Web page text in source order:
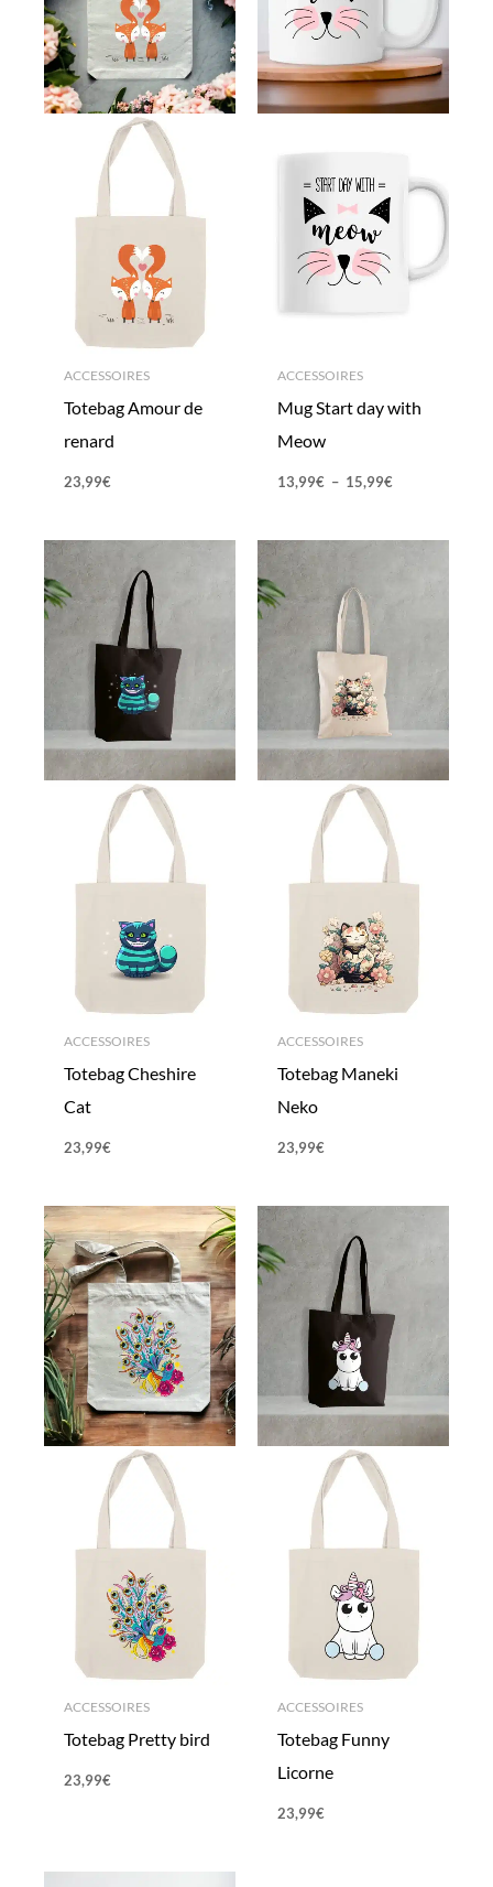
ACCESSOIRES
Totebag Amour de
renard
23,99€
ACCESSOIRES
Mug Start day with
Meow
13,99€ – 15,99€
ACCESSOIRES
Totebag Cheshire
Cat
23,99€
ACCESSOIRES
Totebag Maneki
Neko
23,99€
ACCESSOIRES
Totebag Pretty bird
23,99€
ACCESSOIRES
Totebag Funny
Licorne
23,99€